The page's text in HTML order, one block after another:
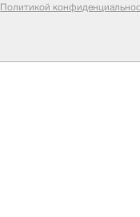
Политикой